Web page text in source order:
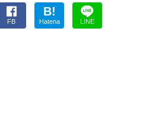
FB
B!
Hatena LINE